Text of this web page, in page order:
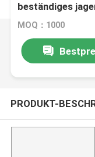
beständiges
MOQ：1000
PRODUKT-